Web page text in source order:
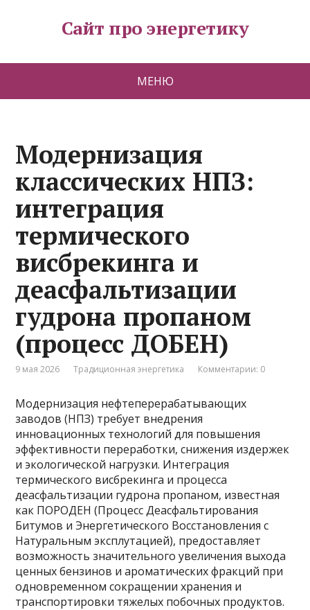
Сайт про энергетику
МЕНЮ
Модернизация
классических НПЗ:
интеграция
термического
висбрекинга и
деасфальтизации
гудрона пропаном
(процесс ДОБЕН)
9 мая 2026 Традиционная энергетика Комментарии: 0
Модернизация нефтеперерабатывающих
заводов (НПЗ) требует внедрения
инновационных технологий для повышения
эффективности переработки, снижения издержек
и экологической нагрузки. Интеграция
термического висбрекинга и процесса
деасфальтизации гудрона пропаном, известная
как ПОРОДЕН (Процесс Деасфальтирования
Битумов и Энергетического Восстановления с
Натуральным эксплутацией), предоставляет
возможность значительного увеличения выхода
ценных бензинов и ароматических фракций при
одновременном сокращении хранения и
транспортировки тяжелых побочных продуктов.